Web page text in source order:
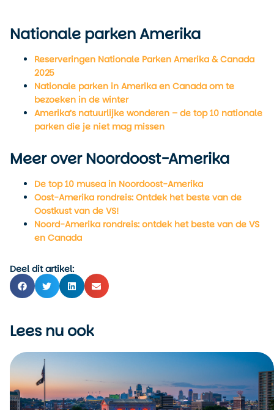
Nationale parken Amerika
Reserveringen Nationale Parken Amerika & Canada
2025
Nationale parken in Amerika en Canada om te
bezoeken in de winter
Amerika’s natuurlijke wonderen – de top 10 nationale
parken die je niet mag missen
Meer over Noordoost-Amerika
De top 10 musea in Noordoost-Amerika
Oost-Amerika rondreis: Ontdek het beste van de
Oostkust van de VS!
Noord-Amerika rondreis: ontdek het beste van de VS
en Canada
Deel dit artikel:
Lees nu ook